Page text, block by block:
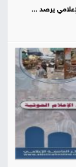
يرصد ...